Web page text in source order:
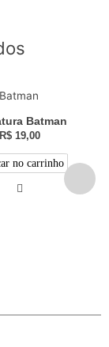
Batman
R$19,00
no carrinho